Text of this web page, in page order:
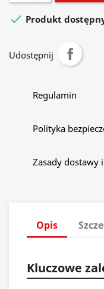
 Produkt
Udostępnij
Regulamin
Polityka
Zasady dostawy
Opis
Kluczowe